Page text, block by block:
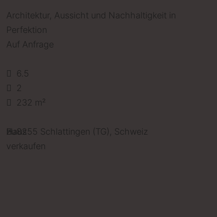
Architektur, Aussicht und Nachhaltigkeit in
Perfektion
Auf Anfrage
6.5
2
232 m²
Haus
zu
verkaufen
8255 Schlattingen (TG), Schweiz